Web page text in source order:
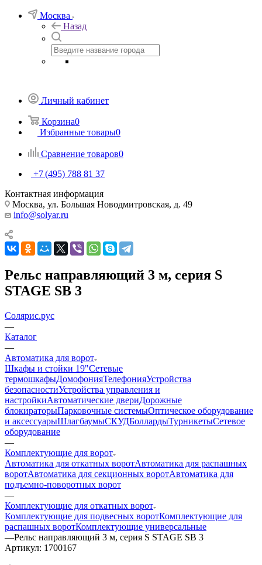
Москва
Назад
Личный кабинет
Корзина0
Избранные товары0
Сравнение товаров0
+7 (495) 788 81 37
Контактная информация
Москва, ул. Большая Новодмитровская, д. 49
info@solyar.ru
Рельс направляющий 3 м, серия S
STAGE SB 3
Солярис.рус
—
Каталог
—
Автоматика для ворот
Шкафы и стойки 19"Сетевые
термошкафыДомофонияТелефонияУстройства
безопасностиУстройства управления и
настройкиАвтоматические двериДорожные
блокираторыПарковочные системыОптическое оборудование
и аксессуарыШлагбаумыСКУДБоллардыТурникетыСетевое
оборудование
—
Комплектующие для ворот
Автоматика для откатных воротАвтоматика для распашных
воротАвтоматика для секционных воротАвтоматика для
подъемно-поворотных ворот
—
Комплектующие для откатных ворот
Комплектующие для подвесных воротКомплектующие для
распашных воротКомплектующие универсальные
—Рельс направляющий 3 м, серия S STAGE SB 3
Артикул: 1700167